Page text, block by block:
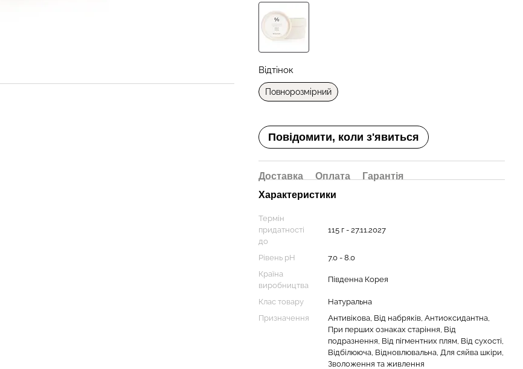
Відтінок
Повнорозмірний
Повідомити, коли з'явиться
Доставка Оплата
Гарантія
Характеристики
Термін
придатності
до
115 г - 27.11.2027
Рівень рН
7.0 - 8.0
Країна
виробництва
Південна Корея
Клас товару
Натуральна
Призначення
Антивікова, Від набряків, Антиоксидантна,
При перших ознаках старіння, Від
подразнення, Від пігментних плям, Від сухості,
Відбілююча, Відновлювальна, Для сяйва шкіри,
Зволоження та живлення